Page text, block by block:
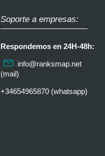
Soporte a empresas:
Respondemos en 24H-48h:
info@ranksmap.net
(mail)
+34654965870 (whatsapp)